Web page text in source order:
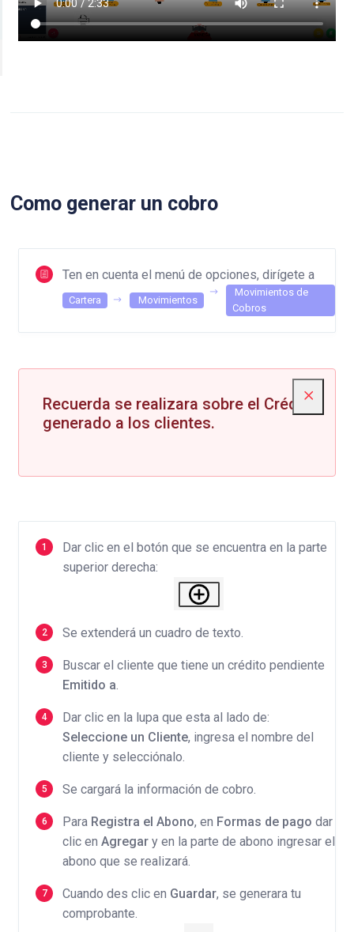
Como generar un cobro
Ten en cuenta el menú de opciones, dirígete a
Cartera Movimientos
Movimientos de
Cobros
Recuerda se realizara sobre el Crédito
generado a los clientes.
Dar clic en el botón que se encuentra en la parte
superior derecha:
Se extenderá un cuadro de texto.
Buscar el cliente que tiene un crédito pendiente
Emitido a.
Dar clic en la lupa que esta al lado de:
Seleccione un Cliente, ingresa el nombre del
cliente y selecciónalo.
Se cargará la información de cobro.
Para Registra el Abono, en Formas de pago dar
clic en Agregar y en la parte de abono ingresar el
abono que se realizará.
Cuando des clic en Guardar, se generara tu
comprobante.